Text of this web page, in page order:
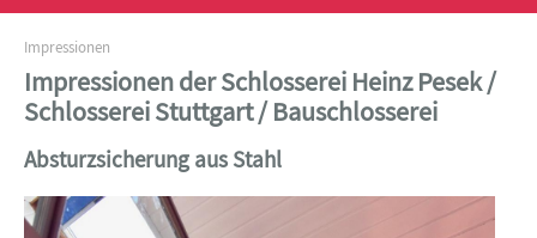
Impressionen
Impressionen der Schlosserei Heinz Pesek /
Schlosserei Stuttgart / Bauschlosserei
Absturzsicherung aus Stahl